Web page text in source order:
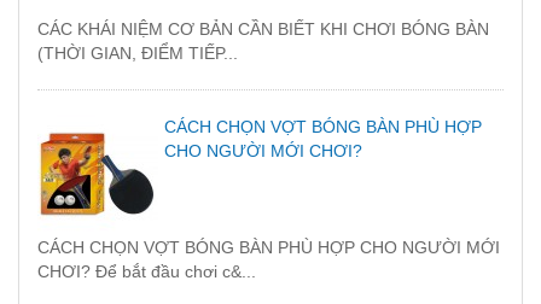
CÁC KHÁI NIỆM CƠ BẢN CẦN BIẾT KHI CHƠI BÓNG BÀN
(THỜI GIAN, ĐIỂM TIẾP...
CÁCH CHỌN VỢT BÓNG BÀN PHÙ HỢP
CHO NGƯỜI MỚI CHƠI?
CÁCH CHỌN VỢT BÓNG BÀN PHÙ HỢP CHO NGƯỜI MỚI
CHƠI? Để bắt đầu chơi c&...